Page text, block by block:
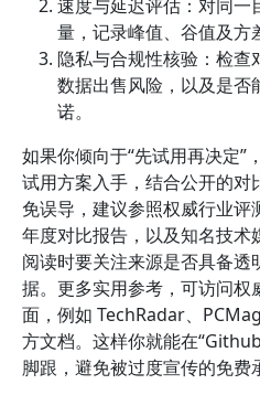
速度与延迟评估：对同一
量，记录峰值、谷值及方
隐私与合规性核验：检查
数据出售风险，以及是否
诺。
如果你倾向于“先试用再决定”
试用方案入手，结合公开的对
免误导，建议参照权威行业
年度对比报告，以及知名技术
阅读时要关注来源是否具备
据。更多实用参考，可访问权
面，例如 TechRadar、
方文档。这样你就能在
脚跟，避免被过度宣传的免费